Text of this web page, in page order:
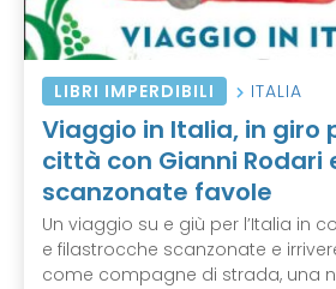
LIBRI IMPERDIBILI ITALIA
Viaggio in Italia, in giro
città con Gianni Rodari
scanzonate favole
Un viaggio su e giù per l’Italia in
e filastrocche scanzonate e
come compagne di strada, una